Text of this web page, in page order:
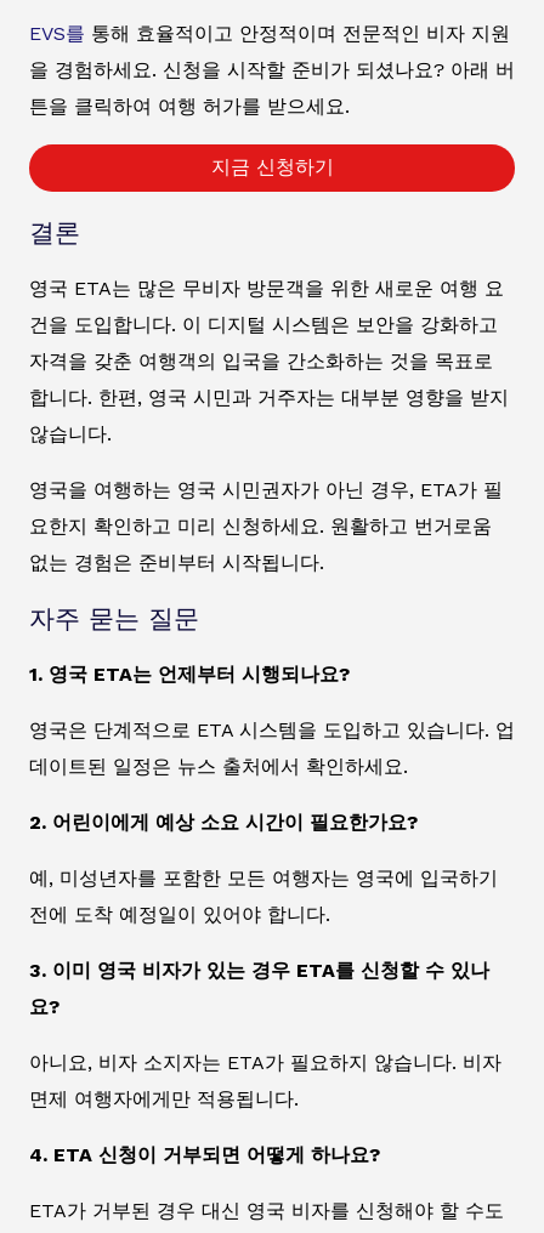
EVS를 통해 효율적이고 안정적이며 전문적인 비자 지원
을 경험하세요. 신청을 시작할 준비가 되셨나요? 아래 버
튼을 클릭하여 여행 허가를 받으세요.
지금 신청하기
결론
영국 ETA는 많은 무비자 방문객을 위한 새로운 여행 요
건을 도입합니다. 이 디지털 시스템은 보안을 강화하고
자격을 갖춘 여행객의 입국을 간소화하는 것을 목표로
합니다. 한편, 영국 시민과 거주자는 대부분 영향을 받지
않습니다.
영국을 여행하는 영국 시민권자가 아닌 경우, ETA가 필
요한지 확인하고 미리 신청하세요. 원활하고 번거로움
없는 경험은 준비부터 시작됩니다.
자주 묻는 질문
1. 영국 ETA는 언제부터 시행되나요?
영국은 단계적으로 ETA 시스템을 도입하고 있습니다. 업
데이트된 일정은 뉴스 출처에서 확인하세요.
2. 어린이에게 예상 소요 시간이 필요한가요?
예, 미성년자를 포함한 모든 여행자는 영국에 입국하기
전에 도착 예정일이 있어야 합니다.
3. 이미 영국 비자가 있는 경우 ETA를 신청할 수 있나
요?
아니요, 비자 소지자는 ETA가 필요하지 않습니다. 비자
면제 여행자에게만 적용됩니다.
4. ETA 신청이 거부되면 어떻게 하나요?
ETA가 거부된 경우 대신 영국 비자를 신청해야 할 수도